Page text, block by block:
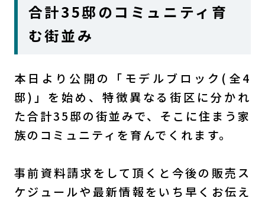
合計35邸のコミュニティ育
む街並み
本日より公開の「モデルブロック(全4
邸)」を始め、特徴異なる街区に分かれ
た合計35邸の街並みで、そこに住まう家
族のコミュニティを育んでくれます。
事前資料請求をして頂くと今後の販売ス
ケジュールや最新情報をいち早くお伝え